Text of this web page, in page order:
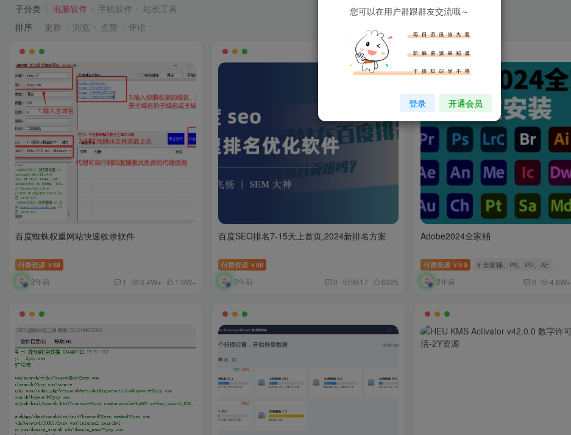
子分类
电脑软件 手机软件
站长工具
排序
更新 浏览 点赞 评论
百度蜘蛛权重网站快速收录软件
付费资源 ￥88
2年前 1 3.4W+ 1.9W+
百度SEO排名7-15天上首页,2024新排名方案
付费资源 ￥88
2年前 0 9517 6325
Adobe2024全家桶
付费资源 ￥9.9 # 全家桶、PS、PR、AE
2年前 0 4.6W+
您可以在用户群跟群友交流哦～
登录 开通会员